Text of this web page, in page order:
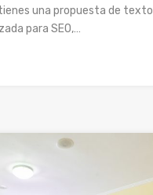
una propuesta de texto
para SEO,…